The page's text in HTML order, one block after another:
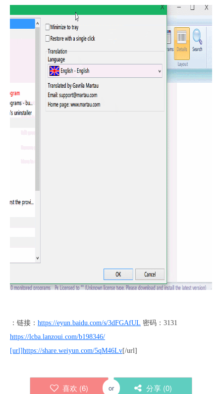
：链接： https://eyun.baidu.com/s/3dFGAfUL 密码：3131
https://lcba.lanzoui.com/b198346/
[url]https://share.weiyun.com/5qM46Lv[/url]
喜欢 (6) or 分享 (0)